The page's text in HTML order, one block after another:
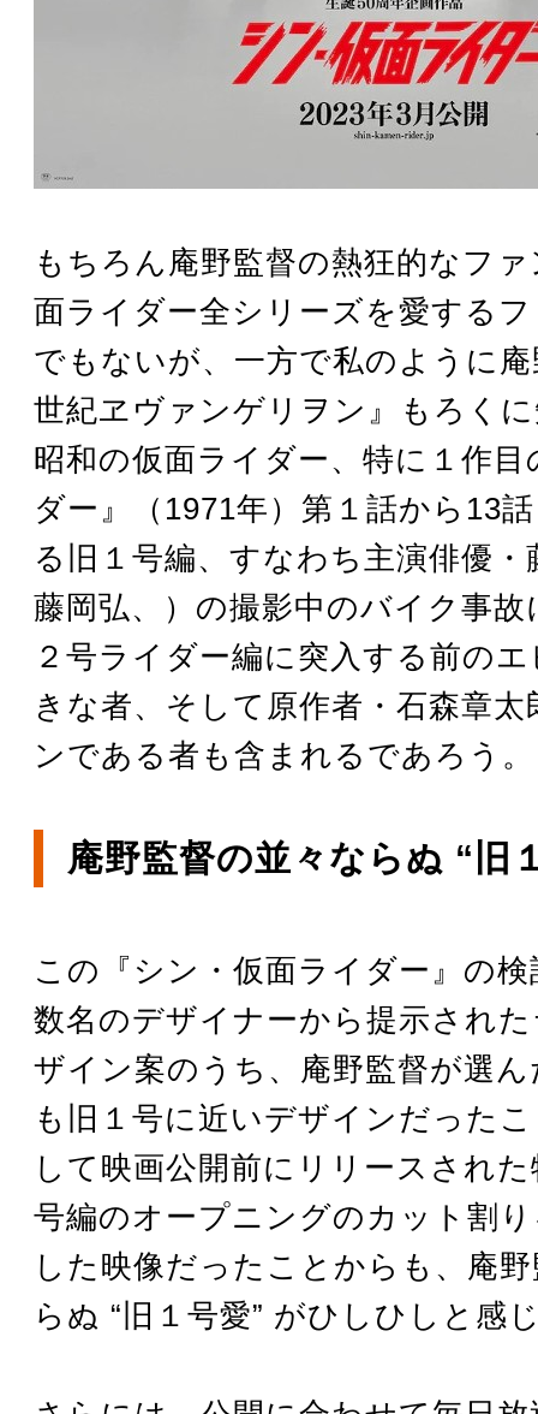
もちろん庵野監督の熱狂的なフ
面ライダー全シリーズを愛する
でもないが、一方で私のように
世紀ヱヴァンゲリヲン』もろく
昭和の仮面ライダー、特に１作目
ダー』（1971年）第１話から13
る旧１号編、すなわち主演俳優・
藤岡弘、）の撮影中のバイク事
２号ライダー編に突入する前の
きな者、そして原作者・石森章
ンである者も含まれるであろう。
庵野監督の並々ならぬ “旧
この『シン・仮面ライダー』の
数名のデザイナーから提示され
ザイン案のうち、庵野監督が選
も旧１号に近いデザインだった
して映画公開前にリリースされ
号編のオープニングのカット割
した映像だったことからも、庵
らぬ “旧１号愛” がひしひしと感